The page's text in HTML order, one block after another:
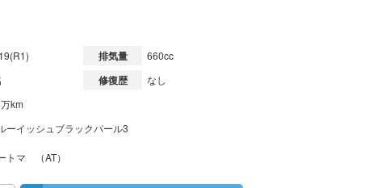
(R1) 排気量 660cc
修復歴 なし
km
ーイッシュブラックパール3
トマ （AT）